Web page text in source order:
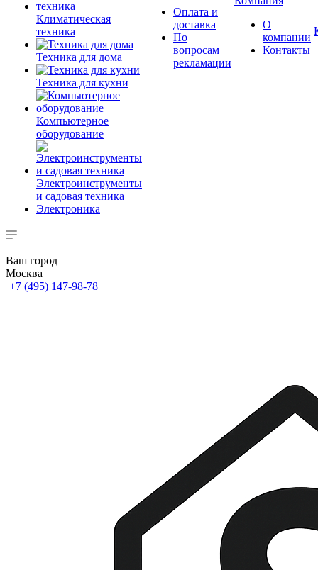
Климатическая
техника
Техника для дома
Техника для кухни
Компьютерное
оборудование
Электроинструменты
и садовая техника
Электроника
Оплата и
доставка
По
вопросам
рекламации
О
компании
Контакты
Ваш город
Москва
+7 (495) 147-98-78